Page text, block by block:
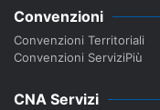
Convenzioni
Convenzioni Territoriali
Convenzioni ServiziPiù
CNA Servizi